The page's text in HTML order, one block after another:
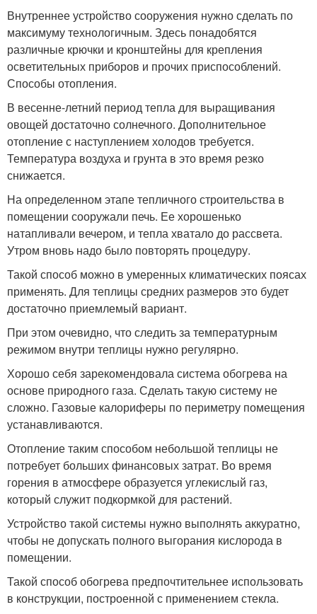
Внутреннее устройство сооружения нужно сделать по
максимуму технологичным. Здесь понадобятся
различные крючки и кронштейны для крепления
осветительных приборов и прочих приспособлений.
Способы отопления.
В весенне-летний период тепла для выращивания
овощей достаточно солнечного. Дополнительное
отопление с наступлением холодов требуется.
Температура воздуха и грунта в это время резко
снижается.
На определенном этапе тепличного строительства в
помещении сооружали печь. Ее хорошенько
натапливали вечером, и тепла хватало до рассвета.
Утром вновь надо было повторять процедуру.
Такой способ можно в умеренных климатических поясах
применять. Для теплицы средних размеров это будет
достаточно приемлемый вариант.
При этом очевидно, что следить за температурным
режимом внутри теплицы нужно регулярно.
Хорошо себя зарекомендовала система обогрева на
основе природного газа. Сделать такую систему не
сложно. Газовые калориферы по периметру помещения
устанавливаются.
Отопление таким способом небольшой теплицы не
потребует больших финансовых затрат. Во время
горения в атмосфере образуется углекислый газ,
который служит подкормкой для растений.
Устройство такой системы нужно выполнять аккуратно,
чтобы не допускать полного выгорания кислорода в
помещении.
Такой способ обогрева предпочтительнее использовать
в конструкции, построенной с применением стекла.